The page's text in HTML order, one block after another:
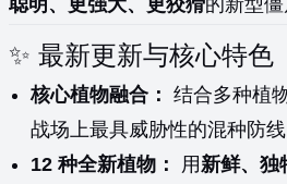
聪明、更强大、更狡猾的新型僵
✨ 最新更新与核心特色
核心植物融合： 结合多种植
战场上最具威胁性的混种防线
12 种全新植物：
用新鲜、独